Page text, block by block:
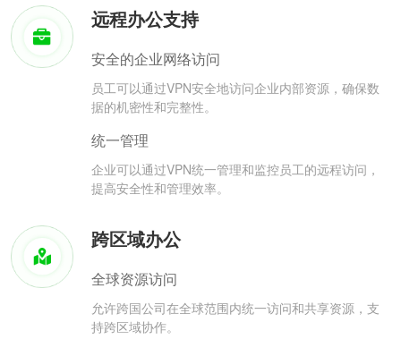
远程办公支持
安全的企业网络访问
员工可以通过VPN安全地访问企业内部资源，确保数
据的机密性和完整性。
统一管理
企业可以通过VPN统一管理和监控员工的远程访问，
提高安全性和管理效率。
跨区域办公
全球资源访问
允许跨国公司在全球范围内统一访问和共享资源，支
持跨区域协作。